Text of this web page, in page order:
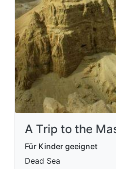
A Trip to the
Für Kinder geeignet
Dead Sea